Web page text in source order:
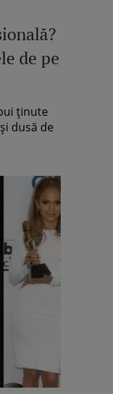
de pe
ținute
dusă de